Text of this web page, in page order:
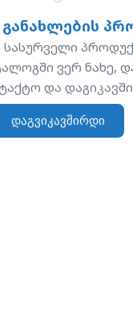
განახლების
სასურველი
ვერ ნახე,
და
დაგვიკავშირდი